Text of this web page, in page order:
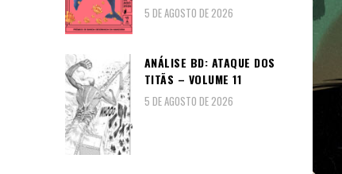
5 DE AGOSTO DE 2026
ANÁLISE BD: ATAQUE DOS
TITÃS – VOLUME 11
5 DE AGOSTO DE 2026